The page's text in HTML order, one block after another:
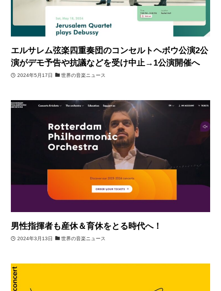
エルサレム弦楽四重奏団のコンセルトヘボウ公演2公
演がデモ予告や抗議などを受け中止→1公演開催へ
2024年5月17日 世界の音楽ニュース
男性指揮者も産休＆育休をとる時代へ！
2024年3月13日 世界の音楽ニュース